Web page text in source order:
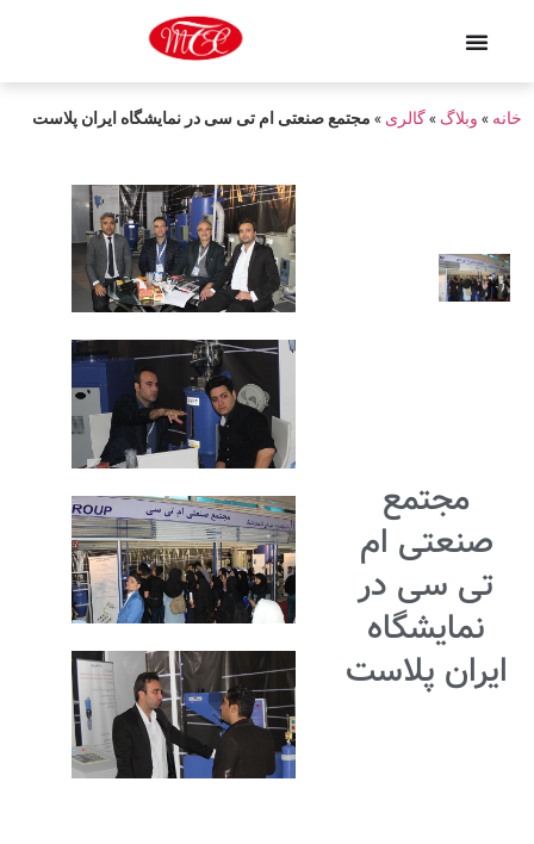
خانه » وبلاگ »گالری » مجتمع صنعتی ام تی سی در نمایشگاه ایران پلاست
مجتمع
صنعتی ام
تی سی در
نمایشگاه
ایران پلاست